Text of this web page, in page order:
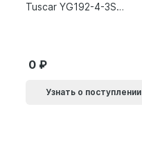
Tuscar YG192-4-3S
0
Узнать о поступлении